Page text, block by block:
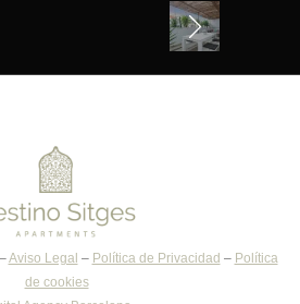
Aviso Legal – Política de Privacidad – Política
de cookies